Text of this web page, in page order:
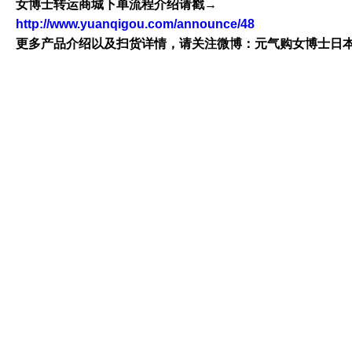
女博士转运商城下单流程介绍请戳→
http://www.yuanqigou.com/announce/48
更多产品介绍以及扫货详情，请关注微博：元气购女博士日